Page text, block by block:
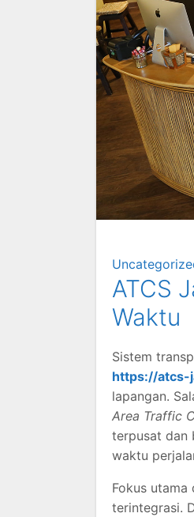
ATCS
Waktu
Sistem
https://atcs-
lapangan.
Area Traffic
terpusat dan
waktu
Fokus
terintegrasi.